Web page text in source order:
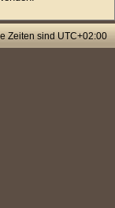
Zeiten sind UTC+02:00